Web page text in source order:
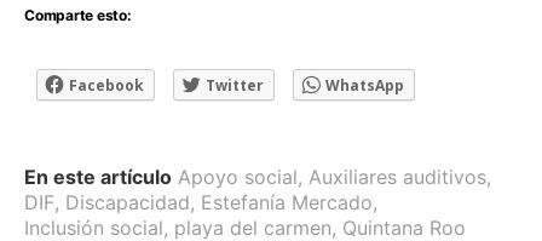
Comparte esto:
Facebook Twitter WhatsApp
En este artículo Apoyo social, Auxiliares auditivos,
DIF, Discapacidad, Estefanía Mercado,
Inclusión social, playa del carmen, Quintana Roo